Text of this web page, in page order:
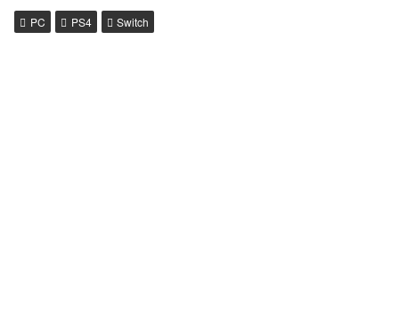
PC PS4 Switch